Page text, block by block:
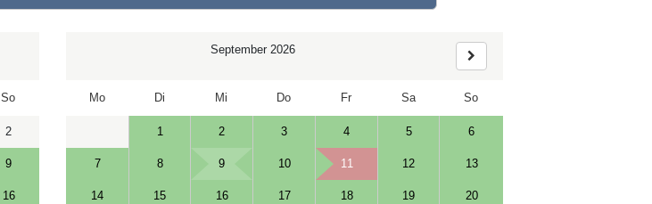
So
2
9
16
September 2026
Mo Di Mi Do Fr Sa So
1 2 3 4 5 6
7 8 9 10 11 12 13
14 15 16 17 18 19 20